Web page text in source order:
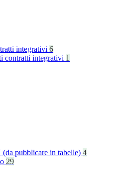
integrativi 6
contratti integrativi 1
pubblicare in tabelle) 4
29